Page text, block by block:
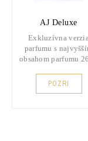
AJ Deluxe
Exkluzívna
parfumu s
obsahom parfumu
POZRI